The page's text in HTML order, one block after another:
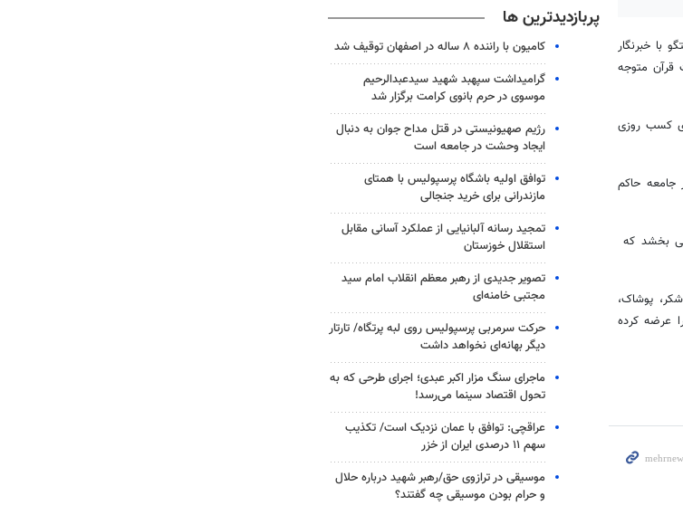
با خبرنگار
قرآن متوجه
کسب روزی
جامعه حاکم
بخشد که
شکر، پوشاک،
عرضه کرده
پربازدیدترین ها
کامیون با راننده ۸ ساله در اصفهان توقیف شد
گرامیداشت سپهبد شهید سیدعبدالرحیم
موسوی در حرم بانوی کرامت برگزار شد
رژیم صهیونیستی در قتل مداح جوان به دنبال
ایجاد وحشت در جامعه است
توافق اولیه باشگاه پرسپولیس با همتای
مازندرانی برای خرید جنجالی
تمجید رسانه آلبانیایی از عملکرد آسانی مقابل
استقلال خوزستان
تصویر جدیدی از رهبر معظم انقلاب امام سید
مجتبی خامنه‌ای
حرکت سرمربی پرسپولیس روی لبه پرتگاه/ تارتار
دیگر بهانه‌ای نخواهد داشت
ماجرای سنگ مزار اکبر عبدی؛ اجرای طرحی که به
تحول اقتصاد سینما می‌رسد!
عراقچی: توافق با عمان نزدیک است/ تکذیب
سهم ۱۱ درصدی ایران از خزر
موسیقی در ترازوی حق/رهبر شهید درباره حلال
و حرام بودن موسیقی چه گفتند؟